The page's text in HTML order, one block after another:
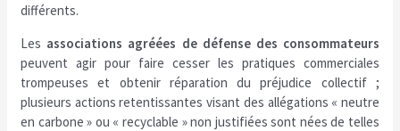
différents.
Les associations agréées de défense des consommateurs
peuvent agir pour faire cesser les pratiques commerciales
trompeuses et obtenir réparation du préjudice collectif ;
plusieurs actions retentissantes visant des allégations « neutre
en carbone » ou « recyclable » non justifiées sont nées de telles